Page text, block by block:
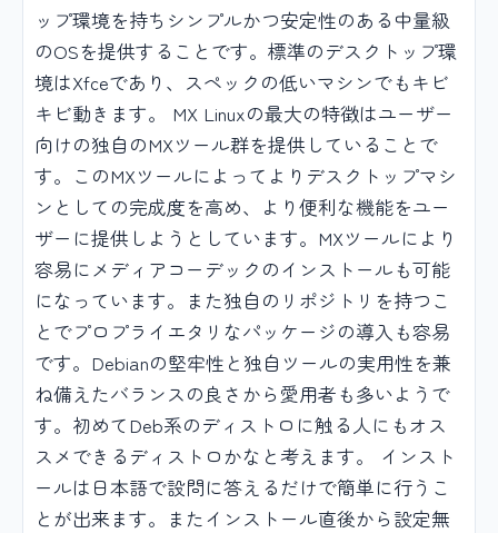
ップ環境を持ちシンプルかつ安定性のある中量級
のOSを提供することです。標準のデスクトップ環
境はXfceであり、スペックの低いマシンでもキビ
キビ動きます。 MX Linuxの最大の特徴はユーザー
向けの独自のMXツール群を提供していることで
す。このMXツールによってよりデスクトップマシ
ンとしての完成度を高め、より便利な機能をユー
ザーに提供しようとしています。MXツールにより
容易にメディアコーデックのインストールも可能
になっています。また独自のリポジトリを持つこ
とでプロプライエタリなパッケージの導入も容易
です。Debianの堅牢性と独自ツールの実用性を兼
ね備えたバランスの良さから愛用者も多いようで
す。初めてDeb系のディストロに触る人にもオス
スメできるディストロかなと考えます。 インスト
ールは日本語で設問に答えるだけで簡単に行うこ
とが出来ます。またインストール直後から設定無